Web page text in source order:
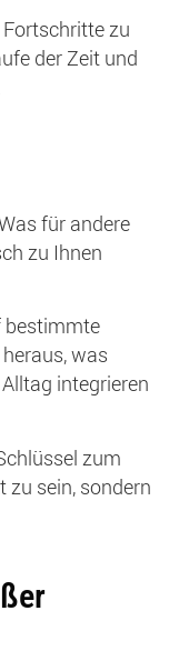
zu
der Zeit und
für andere
zu Ihnen
bestimmte
was
integrieren
zum
zu sein, sondern